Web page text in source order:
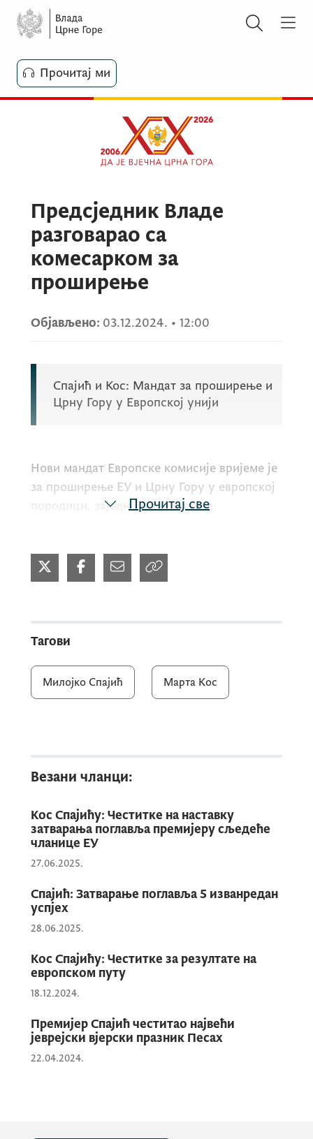
Прочитај ми
Предсједник Владе
разговарао са
комесарком за
проширење
Објављено: 03.12.2024. • 12:00
Спајић и Кос: Мандат за проширење и
Црну Гору у Европској унији
Нови мандат Европске комисије вријеме је
за проширење ЕУ и Црну Гору у европској
породици, заједничка је порука
комесарке за проширење
избору, истичући да се Црна Гора радује
администрацијом, у тежњи ка јачој,
просперитетној и уједињеној Европи.
бити упамћен по томе што ће
проширење постати стварност.
посла с амбицијом да 2028.
постане 28. чланица ЕУ, рекао је
премијер.
Кос је казала да је импресионирана
резултатима које Црна Гора постиже на
свом европском путу.
Европска комесарка оптимистична је
затварати поглавља планираном
динамиком.
Прочитај све
Тагови
Милојко Спајић Марта Кос
Везани чланци:
Кос Спајићу: Честитке на наставку
затварања поглавља премијеру сљедеће
чланице ЕУ
27.06.2025.
Спајић: Затварање поглавља 5 изванредан
успјех
28.06.2025.
Кос Спајићу: Честитке за резултате на
европском путу
18.12.2024.
Премијер Спајић честитао највећи
јеврејски вјерски празник Песах
22.04.2024.